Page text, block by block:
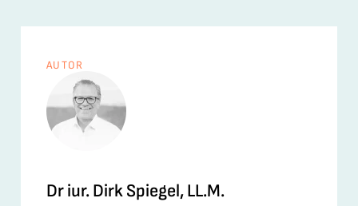
AUTOR
Dr iur. Dirk Spiegel, LL.M.